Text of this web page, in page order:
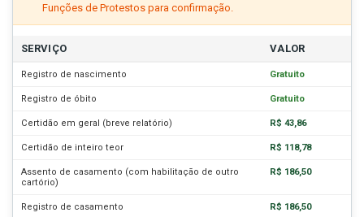
Funções de Protestos para confirmação.
SERVIÇO VALOR
Registro de nascimento Gratuito
Registro de óbito Gratuito
Certidão em geral (breve relatório) R$ 43,86
Certidão de inteiro teor R$ 118,78
Assento de casamento (com habilitação de outro
cartório)
R$ 186,50
Registro de casamento R$ 186,50